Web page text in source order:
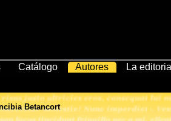
Catálogo Autores La
Betancort